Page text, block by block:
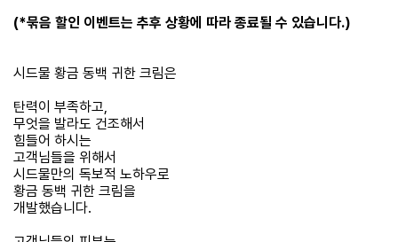
(*묶음 할인 이벤트는 추후 상황에 따라 종료될 수 있습니다.)
시드물 황금 동백 귀한 크림은
탄력이 부족하고,
무엇을 발라도 건조해서
힘들어 하시는
고객님들을 위해서
시드물만의 독보적 노하우로
황금 동백 귀한 크림을
개발했습니다.